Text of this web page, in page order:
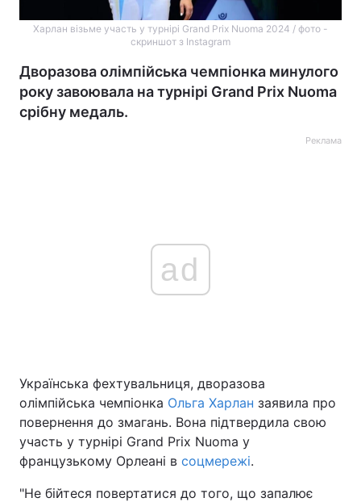
Україна Політика
Економіка Світ
Харлан візьме участь у турнірі Grand Prix Nuoma 2024 / фото -
скриншот з Instagram
Дворазова олімпійська чемпіонка минулого
року завоювала на турнірі Grand Prix Nuoma
срібну медаль.
Реклама
ad
Українська фехтувальниця, дворазова
олімпійська чемпіонка Ольга Харлан заявила про
повернення до змагань. Вона підтвердила свою
участь у турнірі Grand Prix Nuoma у
французькому Орлеані в соцмережі.
"Не бійтеся повертатися до того, що запалює